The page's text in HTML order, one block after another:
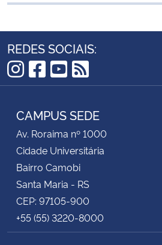
REDES SOCIAIS:
Instagram
Facebook
YouTube
RSS
CAMPUS SEDE
Av. Roraima nº 1000
Cidade Universitária
Bairro Camobi
Santa Maria - RS
CEP: 97105-900
+55 (55) 3220-8000